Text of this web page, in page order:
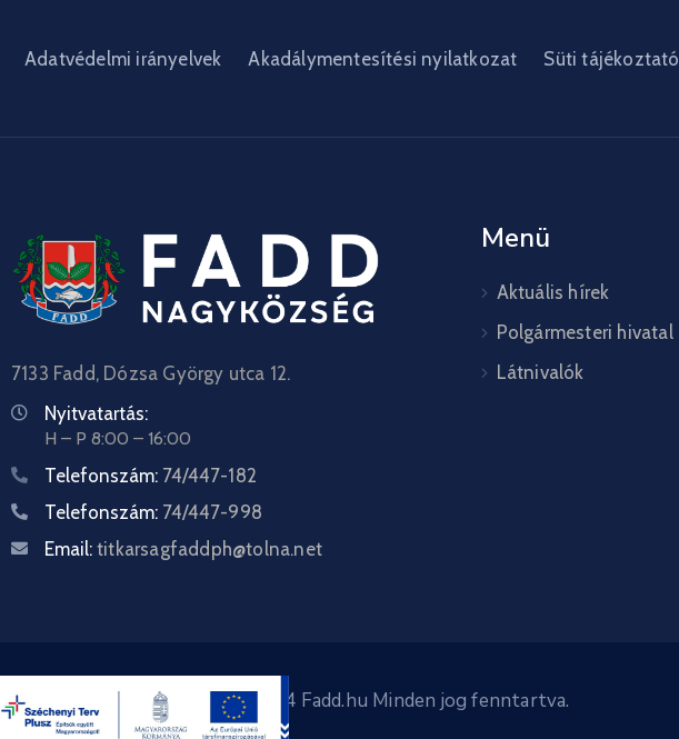
Adatvédelmi irányelvek Akadálymentesítési nyilatkozat Süti tájékoztató
7133 Fadd, Dózsa György utca 12.
Nyitvatartás:
H – P 8:00 – 16:00
Telefonszám: 74/447-182
Telefonszám: 74/447-998
Email: titkarsagfaddph@tolna.net
Menü
Aktuális hírek
Polgármesteri hivatal
Látnivalók
Copyright © 2024 Fadd.hu Minden jog fenntartva.